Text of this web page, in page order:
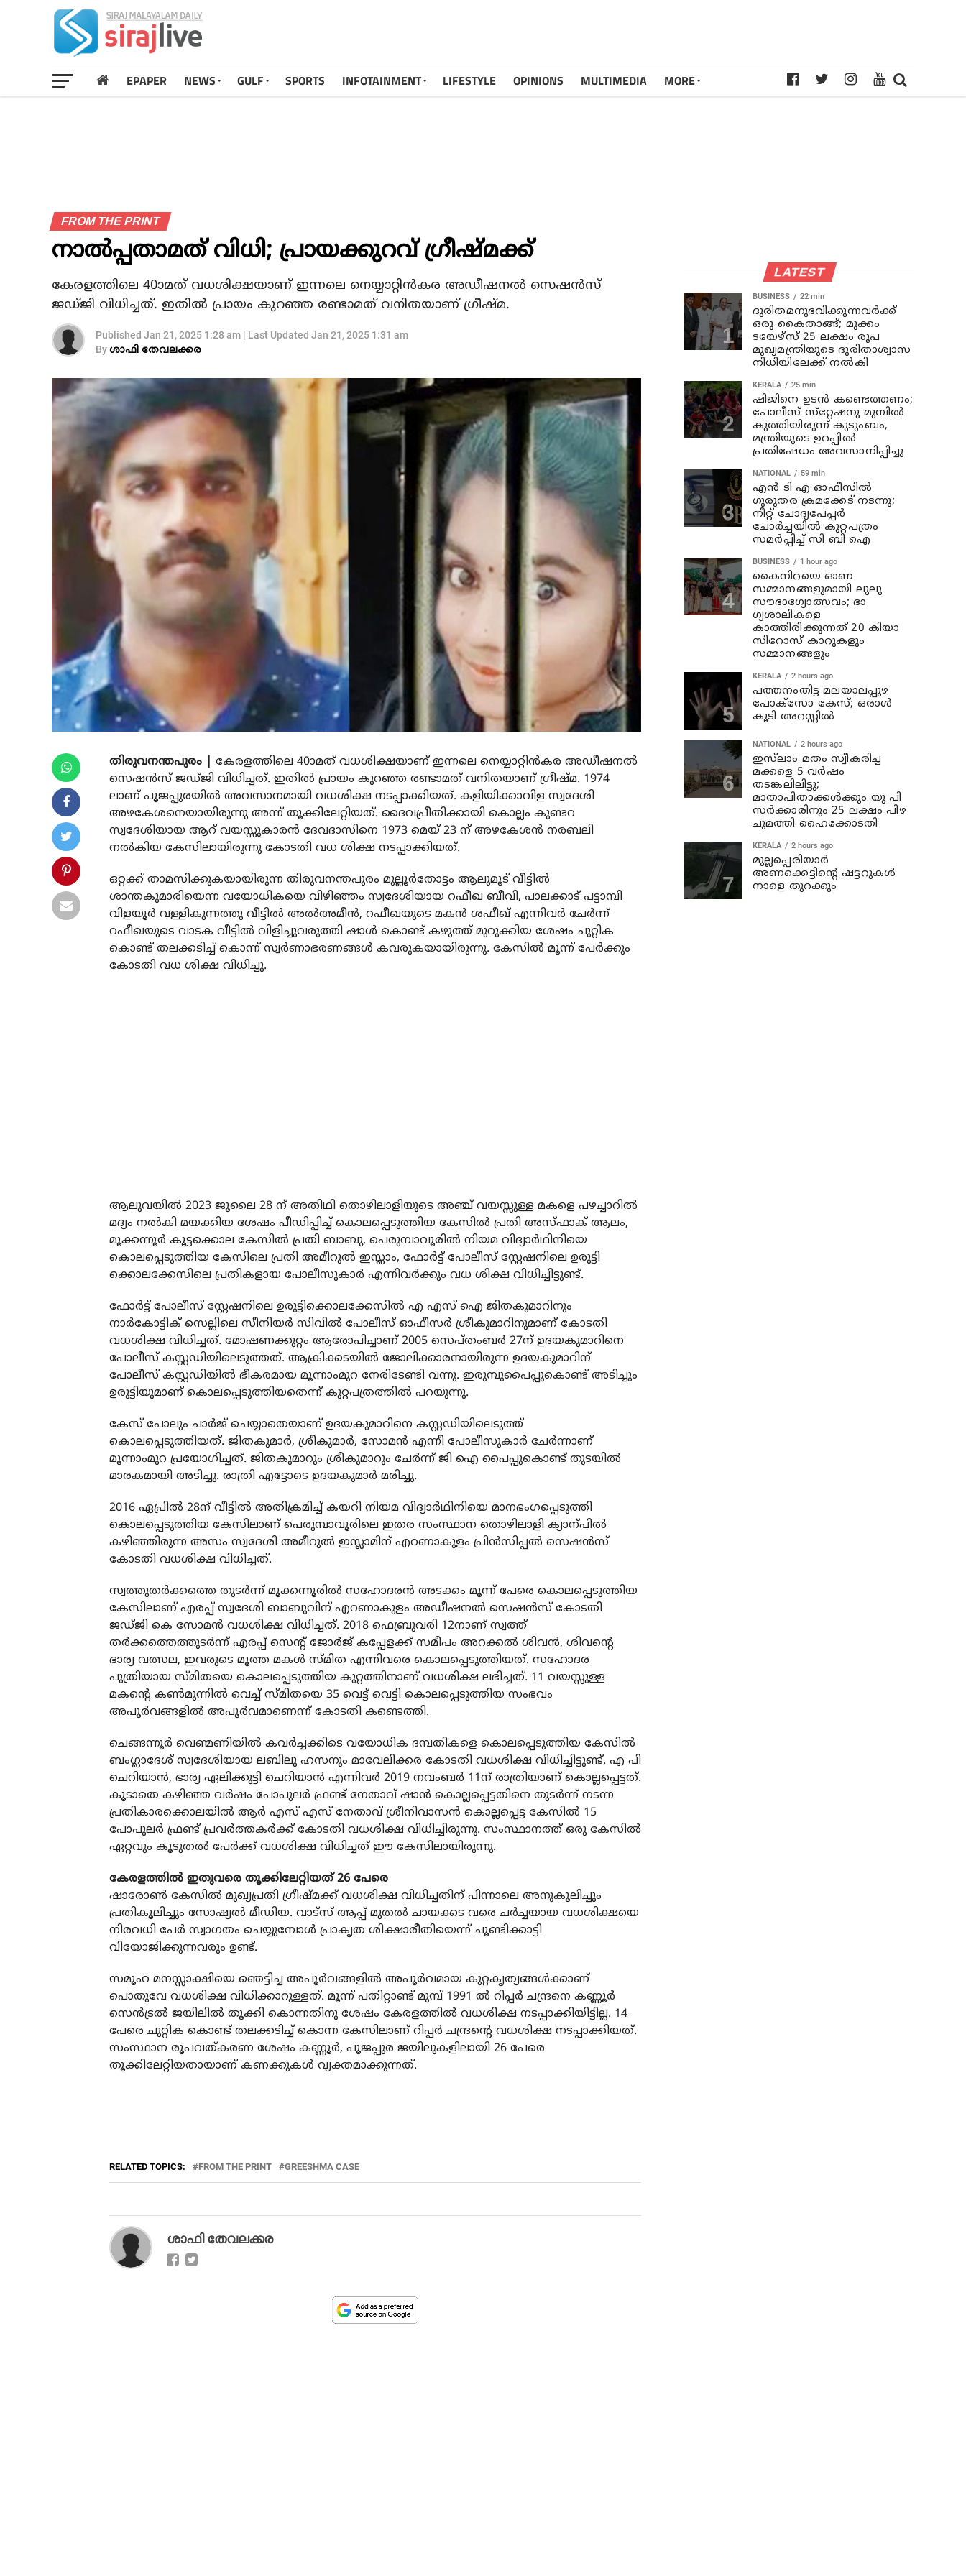
EPAPER NEWS GULF SPORTS INFOTAINMENT LIFESTYLE OPINIONS MULTIMEDIA MORE
FROM THE PRINT
നാല്‍പ്പതാമത് വിധി; പ്രായക്കുറവ് ഗ്രീഷ്മക്ക്
കേരളത്തിലെ 40ാമത് വധശിക്ഷയാണ് ഇന്നലെ നെയ്യാറ്റിന്‍കര അഡീഷനല്‍ സെഷന്‍സ്
ജഡ്ജി വിധിച്ചത്. ഇതില്‍ പ്രായം കുറഞ്ഞ രണ്ടാമത് വനിതയാണ് ഗ്രീഷ്മ.
Published Jan 21, 2025 1:28 am | Last Updated Jan 21, 2025 1:31 am
Byശാഫി തേവലക്കര
തിരുവനന്തപുരം |
കേരളത്തിലെ 40ാമത് വധശിക്ഷയാണ് ഇന്നലെ നെയ്യാറ്റിന്‍കര അഡീഷനല്‍
സെഷന്‍സ് ജഡ്ജി വിധിച്ചത്. ഇതില്‍ പ്രായം കുറഞ്ഞ രണ്ടാമത് വനിതയാണ് ഗ്രീഷ്മ. 1974
ലാണ് പൂജപ്പുരയില്‍ അവസാനമായി വധശിക്ഷ നടപ്പാക്കിയത്. കളിയിക്കാവിള സ്വദേശി
അഴകേശനെയായിരുന്നു അന്ന് തൂക്കിലേറ്റിയത്. ദൈവപ്രീതിക്കായി കൊല്ലം കുണ്ടറ
സ്വദേശിയായ ആറ് വയസ്സുകാരന്‍ ദേവദാസിനെ 1973 മെയ് 23 ന് അഴകേശന്‍ നരബലി
നല്‍കിയ കേസിലായിരുന്നു കോടതി വധ ശിക്ഷ നടപ്പാക്കിയത്.
ഒറ്റക്ക് താമസിക്കുകയായിരുന്ന തിരുവനന്തപുരം മുല്ലൂര്‍തോട്ടം ആലുമൂട് വീട്ടില്‍
ശാന്തകുമാരിയെന്ന വയോധികയെ വിഴിഞ്ഞം സ്വദേശിയായ റഫീഖ ബീവി, പാലക്കാട് പട്ടാമ്പി
വിളയൂര്‍ വള്ളികുന്നത്തു വീട്ടില്‍ അല്‍അമീന്‍, റഫീഖയുടെ മകന്‍ ശഫീഖ് എന്നിവര്‍ ചേര്‍ന്ന്
റഫീഖയുടെ വാടക വീട്ടില്‍ വിളിച്ചുവരുത്തി ഷാള്‍ കൊണ്ട് കഴുത്ത് മുറുക്കിയ ശേഷം ചുറ്റിക
കൊണ്ട് തലക്കടിച്ച് കൊന്ന് സ്വര്‍ണാഭരണങ്ങള്‍ കവരുകയായിരുന്നു. കേസില്‍ മൂന്ന് പേര്‍ക്കും
കോടതി വധ ശിക്ഷ വിധിച്ചു.
ആലുവയില്‍ 2023 ജൂലൈ 28 ന് അതിഥി തൊഴിലാളിയുടെ അഞ്ച് വയസ്സുള്ള മകളെ പഴച്ചാറില്‍
മദ്യം നല്‍കി മയക്കിയ ശേഷം പീഡിപ്പിച്ച് കൊലപ്പെടുത്തിയ കേസില്‍ പ്രതി അസ്ഫാക് ആലം,
മൂക്കന്നൂര്‍ കൂട്ടക്കൊല കേസില്‍ പ്രതി ബാബു, പെരുമ്പാവൂരില്‍ നിയമ വിദ്യാര്‍ഥിനിയെ
കൊലപ്പെടുത്തിയ കേസിലെ പ്രതി അമീറുല്‍ ഇസ്ലാം, ഫോര്‍ട്ട് പോലീസ് സ്റ്റേഷനിലെ ഉരുട്ടി
ക്കൊലക്കേസിലെ പ്രതികളായ പോലീസുകാര്‍ എന്നിവര്‍ക്കും വധ ശിക്ഷ വിധിച്ചിട്ടുണ്ട്.
ഫോര്‍ട്ട് പോലീസ് സ്റ്റേഷനിലെ ഉരുട്ടിക്കൊലക്കേസില്‍ എ എസ് ഐ ജിതകുമാറിനും
നാര്‍കോട്ടിക് സെല്ലിലെ സീനിയര്‍ സിവില്‍ പോലീസ് ഓഫീസര്‍ ശ്രീകുമാറിനുമാണ് കോടതി
വധശിക്ഷ വിധിച്ചത്. മോഷണക്കുറ്റം ആരോപിച്ചാണ് 2005 സെപ്തംബര്‍ 27ന് ഉദയകുമാറിനെ
പോലീസ് കസ്റ്റഡിയിലെടുത്തത്. ആക്രിക്കടയില്‍ ജോലിക്കാരനായിരുന്ന ഉദയകുമാറിന്
പോലീസ് കസ്റ്റഡിയില്‍ ഭീകരമായ മൂന്നാംമുറ നേരിടേണ്ടി വന്നു. ഇരുമ്പുപൈപ്പുകൊണ്ട് അടിച്ചും
ഉരുട്ടിയുമാണ് കൊലപ്പെടുത്തിയതെന്ന് കുറ്റപത്രത്തില്‍ പറയുന്നു.
കേസ് പോലും ചാര്‍ജ് ചെയ്യാതെയാണ് ഉദയകുമാറിനെ കസ്റ്റഡിയിലെടുത്ത്
കൊലപ്പെടുത്തിയത്. ജിതകുമാര്‍, ശ്രീകുമാര്‍, സോമന്‍ എന്നീ പോലീസുകാര്‍ ചേര്‍ന്നാണ്
മൂന്നാംമുറ പ്രയോഗിച്ചത്. ജിതകുമാറും ശ്രീകുമാറും ചേര്‍ന്ന് ജി ഐ പൈപ്പുകൊണ്ട് തുടയില്‍
മാരകമായി അടിച്ചു. രാത്രി എട്ടോടെ ഉദയകുമാര്‍ മരിച്ചു.
2016 ഏപ്രില്‍ 28ന് വീട്ടില്‍ അതിക്രമിച്ച് കയറി നിയമ വിദ്യാര്‍ഥിനിയെ മാനഭംഗപ്പെടുത്തി
കൊലപ്പെടുത്തിയ കേസിലാണ് പെരുമ്പാവൂരിലെ ഇതര സംസ്ഥാന തൊഴിലാളി ക്യാന്പില്‍
കഴിഞ്ഞിരുന്ന അസം സ്വദേശി അമീറുല്‍ ഇസ്ലാമിന് എറണാകുളം പ്രിന്‍സിപ്പല്‍ സെഷന്‍സ്
കോടതി വധശിക്ഷ വിധിച്ചത്.
സ്വത്തുതര്‍ക്കത്തെ തുടര്‍ന്ന് മൂക്കന്നൂരില്‍ സഹോദരന്‍ അടക്കം മൂന്ന് പേരെ കൊലപ്പെടുത്തിയ
കേസിലാണ് എരപ്പ് സ്വദേശി ബാബുവിന് എറണാകുളം അഡീഷനല്‍ സെഷന്‍സ് കോടതി
ജഡ്ജി കെ സോമന്‍ വധശിക്ഷ വിധിച്ചത്. 2018 ഫെബ്രുവരി 12നാണ് സ്വത്ത്
തര്‍ക്കത്തെത്തുടര്‍ന്ന് എരപ്പ് സെന്റ് ജോര്‍ജ് കപ്പേളക്ക് സമീപം അറക്കല്‍ ശിവന്‍, ശിവന്റെ
ഭാര്യ വത്സല, ഇവരുടെ മൂത്ത മകള്‍ സ്മിത എന്നിവരെ കൊലപ്പെടുത്തിയത്. സഹോദര
പുത്രിയായ സ്മിതയെ കൊലപ്പെടുത്തിയ കുറ്റത്തിനാണ് വധശിക്ഷ ലഭിച്ചത്. 11 വയസ്സുള്ള
മകന്റെ കണ്‍മുന്നില്‍ വെച്ച് സ്മിതയെ 35 വെട്ട് വെട്ടി കൊലപ്പെടുത്തിയ സംഭവം
അപൂര്‍വങ്ങളില്‍ അപൂര്‍വമാണെന്ന് കോടതി കണ്ടെത്തി.
ചെങ്ങന്നൂര്‍ വെണ്മണിയില്‍ കവര്‍ച്ചക്കിടെ വയോധിക ദമ്പതികളെ കൊലപ്പെടുത്തിയ കേസില്‍
ബംഗ്ലാദേശ് സ്വദേശിയായ ലബിലു ഹസനും മാവേലിക്കര കോടതി വധശിക്ഷ വിധിച്ചിട്ടുണ്ട്. എ പി
ചെറിയാന്‍, ഭാര്യ ഏലിക്കുട്ടി ചെറിയാന്‍ എന്നിവര്‍ 2019 നവംബര്‍ 11ന് രാത്രിയാണ് കൊല്ലപ്പെട്ടത്.
കൂടാതെ കഴിഞ്ഞ വര്‍ഷം പോപുലര്‍ ഫ്രണ്ട് നേതാവ് ഷാന്‍ കൊല്ലപ്പെട്ടതിനെ തുടര്‍ന്ന് നടന്ന
പ്രതികാരക്കൊലയില്‍ ആര്‍ എസ് എസ് നേതാവ് ശ്രീനിവാസന്‍ കൊല്ലപ്പെട്ട കേസില്‍ 15
പോപുലര്‍ ഫ്രണ്ട് പ്രവര്‍ത്തകര്‍ക്ക് കോടതി വധശിക്ഷ വിധിച്ചിരുന്നു. സംസ്ഥാനത്ത് ഒരു കേസില്‍
ഏറ്റവും കൂടുതല്‍ പേര്‍ക്ക് വധശിക്ഷ വിധിച്ചത് ഈ കേസിലായിരുന്നു.
കേരളത്തില്‍ ഇതുവരെ തൂക്കിലേറ്റിയത് 26 പേരെ
ഷാരോണ്‍ കേസില്‍ മുഖ്യപ്രതി ഗ്രീഷ്മക്ക് വധശിക്ഷ വിധിച്ചതിന് പിന്നാലെ അനുകൂലിച്ചും
പ്രതികൂലിച്ചും സോഷ്യല്‍ മീഡിയ. വാട്‌സ് ആപ്പ് മുതല്‍ ചായക്കട വരെ ചര്‍ച്ചയായ വധശിക്ഷയെ
നിരവധി പേര്‍ സ്വാഗതം ചെയ്യുമ്പോള്‍ പ്രാകൃത ശിക്ഷാരീതിയെന്ന് ചൂണ്ടിക്കാട്ടി
വിയോജിക്കുന്നവരും ഉണ്ട്.
സമൂഹ മനസ്സാക്ഷിയെ ഞെട്ടിച്ച അപൂര്‍വങ്ങളില്‍ അപൂര്‍വമായ കുറ്റകൃത്യങ്ങള്‍ക്കാണ്
പൊതുവേ വധശിക്ഷ വിധിക്കാറുള്ളത്. മൂന്ന് പതിറ്റാണ്ട് മുമ്പ് 1991 ല്‍ റിപ്പര്‍ ചന്ദ്രനെ കണ്ണൂര്‍
സെന്‍ട്രല്‍ ജയിലില്‍ തൂക്കി കൊന്നതിനു ശേഷം കേരളത്തില്‍ വധശിക്ഷ നടപ്പാക്കിയിട്ടില്ല. 14
പേരെ ചുറ്റിക കൊണ്ട് തലക്കടിച്ച് കൊന്ന കേസിലാണ് റിപ്പര്‍ ചന്ദ്രന്റെ വധശിക്ഷ നടപ്പാക്കിയത്.
സംസ്ഥാന രൂപവത്കരണ ശേഷം കണ്ണൂര്‍, പൂജപ്പുര ജയിലുകളിലായി 26 പേരെ
തൂക്കിലേറ്റിയതായാണ് കണക്കുകള്‍ വ്യക്തമാക്കുന്നത്.
RELATED TOPICS: FROM THE PRINT GREESHMA CASE
ശാഫി തേവലക്കര
LATEST
BUSINESS 22 min
ദുരിതമനുഭവിക്കുന്നവര്‍ക്ക്
ഒരു കൈതാങ്ങ്; മുക്കം
ടയേഴ്‌സ് 25 ലക്ഷം രൂപ
മുഖ്യമന്ത്രിയുടെ ദുരിതാശ്വാസ
നിധിയിലേക്ക് നല്‍കി
KERALA 25 min
ഷിജിനെ ഉടന്‍ കണ്ടെത്തണം;
പോലീസ് സ്‌റ്റേഷനു മുമ്പില്‍
കുത്തിയിരുന്ന് കുടുംബം,
മന്ത്രിയുടെ ഉറപ്പില്‍
പ്രതിഷേധം അവസാനിപ്പിച്ചു
NATIONAL 59 min
എന്‍ ടി എ ഓഫീസില്‍
ഗുരുതര ക്രമക്കേട് നടന്നു;
നീറ്റ് ചോദ്യപേപ്പര്‍
ചോര്‍ച്ചയില്‍ കുറ്റപത്രം
സമര്‍പ്പിച്ച് സി ബി ഐ
BUSINESS 1 hour ago
കൈനിറയെ ഓണ
സമ്മാനങ്ങളുമായി ലുലു
സൗഭാ​ഗ്യോത്സവം; ഭാ​
ഗ്യശാലികളെ
കാത്തിരിക്കുന്നത് 20 കിയാ
സിറോസ് കാറുകളും
സമ്മാനങ്ങളും
KERALA 2 hours ago
പത്തനംതിട്ട മലയാലപ്പുഴ
പോക്സോ കേസ്; ഒരാള്‍
കൂടി അറസ്റ്റില്‍
NATIONAL 2 hours ago
ഇസ്‍ലാം മതം സ്വീകരിച്ച
മക്കളെ 5 വർഷം
തടങ്കലിലിട്ടു;
മാതാപിതാക്കൾക്കും യു പി
സർക്കാരിനും 25 ലക്ഷം പിഴ
ചുമത്തി ഹൈക്കോടതി
KERALA 2 hours ago
മുല്ലപ്പെരിയാര്‍
അണക്കെട്ടിന്റെ ഷട്ടറുകള്‍
നാളെ തുറക്കും